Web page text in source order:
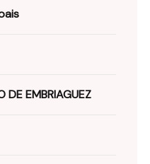
DE EMBRIAGUEZ